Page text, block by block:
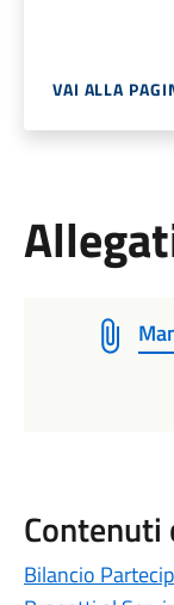
VAI ALLA
Bilancio